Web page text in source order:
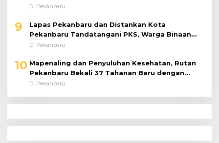
Bulu
Di Pekanbaru
9
Lapas Pekanbaru dan Distankan Kota
Pekanbaru Tandatangani PKS, Warga Binaan
Dibekali Keterampilan Peternakan Ayam Petelur
Di Pekanbaru
10 Mapenaling dan Penyuluhan Kesehatan, Rutan
Pekanbaru Bekali 37 Tahanan Baru dengan
Edukasi TBC, HIV, dan Bahaya Narkoba
Di Pekanbaru